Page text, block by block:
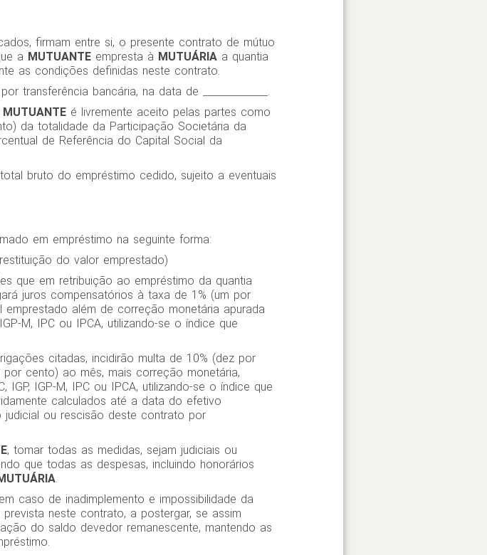
firmam entre si, o presente contrato de mútuo
a MUTUANTEempresta à MUTUÁRIAa quantia
as condições definidas neste contrato.
transferência bancária, na data de _____________.
MUTUANTEé livremente aceito pelas partes como
da totalidade da Participação Societária da
de Referência do Capital Social da
bruto do empréstimo cedido, sujeito a eventuais
em empréstimo na seguinte forma:
restituição do valor emprestado)
que em retribuição ao empréstimo da quantia
juros compensatórios à taxa de 1% (um por
além de correção monetária apurada
M, IPC ou IPCA, utilizando-se o índice que
citadas, incidirão multa de 10% (dez por
cento) ao mês, mais correção monetária,
IGP-M, IPC ou IPCA, utilizando-se o índice que
calculados até a data do efetivo
ou rescisão deste contrato por
, tomar todas as medidas, sejam judiciais ou
que todas as despesas, incluindo honorários
.
caso de inadimplemento e impossibilidade da
neste contrato, a postergar, se assim
do saldo devedor remanescente, mantendo as